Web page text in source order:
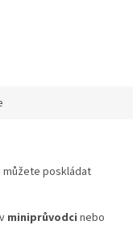
poskládat
miniprůvodci nebo